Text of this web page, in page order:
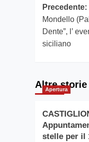
Precedente:
Mondello
Dente”, l’
siciliano
Altre storie
Apertura
stelle per il